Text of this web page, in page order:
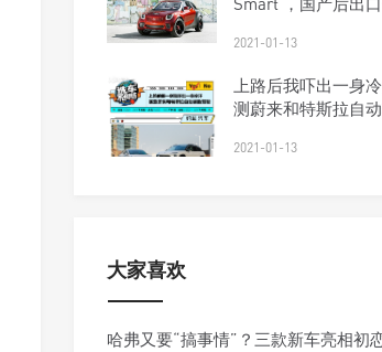
2021-01-13
上路后我吓出一身
测蔚来和特斯拉自动
2021-01-13
大家喜欢
哈弗又要“搞事情”？三款新车亮相初